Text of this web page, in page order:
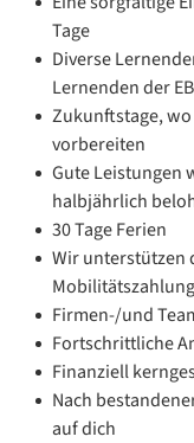
Tage
Diverse
Lernenden der
Zukunftstage,
vorbereiten
Gute Leistungen
halbjährlich
30 Tage Ferien
Wir unterstützen
Mobilitätszahlung
Firmen-/und
Fortschrittliche
Finanziell
Nach
auf dich